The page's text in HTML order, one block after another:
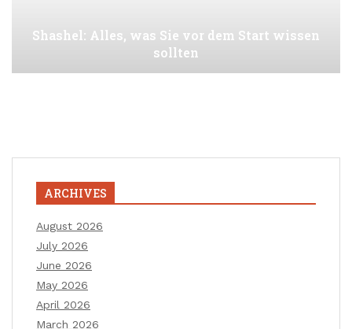
Shashel: Alles, was Sie vor dem Start wissen
sollten
ARCHIVES
August 2026
July 2026
June 2026
May 2026
April 2026
March 2026